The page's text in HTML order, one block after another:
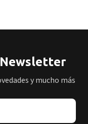
y mucho más